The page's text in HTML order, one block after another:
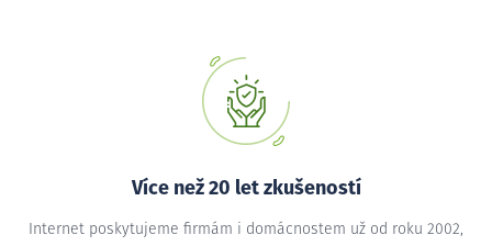
Více než 20 let zkušeností
Internet poskytujeme firmám i domácnostem už od roku 2002,